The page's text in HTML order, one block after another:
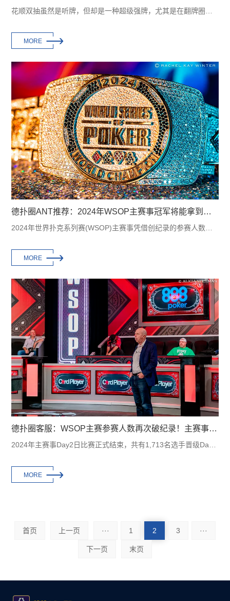
花顺双抽虽然是听牌，但却是一种超级强牌，尤其是在翻牌圈，经常有高于一手成牌的胜率···
MORE 
德扑圈ANT推荐：2024年WSOP主赛事冠军将能拿到多少奖金？
2024年世界扑克系列赛(WSOP)主赛事凭借创纪录的参赛人数巩固了其作为史上奖池最高的扑···
MORE 
德扑圈客服：WSOP主赛参赛人数再次破纪录！主赛事总奖池高达94,041,600美元！
2024年主赛事Day2日比赛正式结束，共有1,713名选手晋级Day3。今天开始时共有3,823名玩···
MORE 
首页 上一页 ··· 1 2 3 ···
下一页 末页